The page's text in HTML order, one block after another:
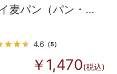
麦パン（パン・
4.6 （5）
￥1,470(税込)